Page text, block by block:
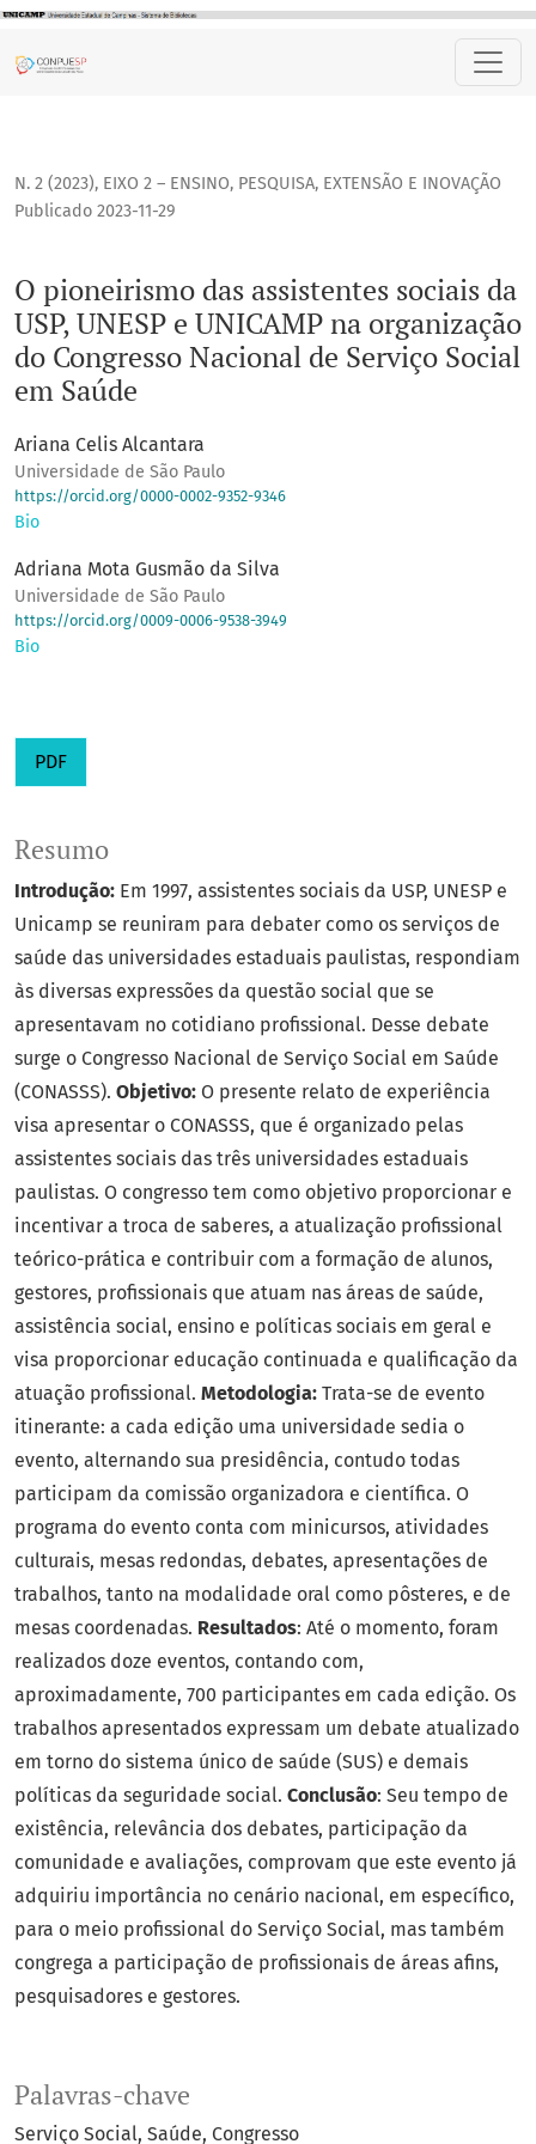
O pioneirismo das assistentes sociais da USP, UNESP e
N. 2 (2023), EIXO 2 – ENSINO, PESQUISA, EXTENSÃO E INOVAÇÃO
O pioneirismo das assistentes sociais da
USP, UNESP e UNICAMP na organização
do Congresso Nacional de Serviço Social
em Saúde
Publicado 2023-11-29
Ariana Celis Alcantara
Universidade de São Paulo
https://orcid.org/0000-0002-9352-9346
Bio
Adriana Mota Gusmão da Silva
Universidade de São Paulo
https://orcid.org/0009-0006-9538-3949
Bio
PDF
Palavras-chave
Serviço Social Saúde Congresso
Resumo
Introdução: Em 1997, assistentes sociais da USP, UNESP e
Unicamp se reuniram para debater como os serviços de
saúde das universidades estaduais paulistas, respondiam
às diversas expressões da questão social que se
apresentavam no cotidiano profissional. Desse debate
surge o Congresso Nacional de Serviço Social em Saúde
(CONASSS). Objetivo: O presente relato de experiência
visa apresentar o CONASSS, que é organizado pelas
assistentes sociais das três universidades estaduais
paulistas. O congresso tem como objetivo proporcionar e
incentivar a troca de saberes, a atualização profissional
teórico-prática e contribuir com a formação de alunos,
gestores, profissionais que atuam nas áreas de saúde,
assistência social, ensino e políticas sociais em geral e
visa proporcionar educação continuada e qualificação da
atuação profissional. Metodologia: Trata-se de evento
itinerante: a cada edição uma universidade sedia o
evento, alternando sua presidência, contudo todas
participam da comissão organizadora e científica. O
programa do evento conta com minicursos, atividades
culturais, mesas redondas, debates, apresentações de
trabalhos, tanto na modalidade oral como pôsteres, e de
mesas coordenadas. Resultados: Até o momento, foram
realizados doze eventos, contando com,
aproximadamente, 700 participantes em cada edição. Os
trabalhos apresentados expressam um debate atualizado
em torno do sistema único de saúde (SUS) e demais
políticas da seguridade social. Conclusão: Seu tempo de
existência, relevância dos debates, participação da
comunidade e avaliações, comprovam que este evento já
adquiriu importância no cenário nacional, em específico,
para o meio profissional do Serviço Social, mas também
congrega a participação de profissionais de áreas afins,
pesquisadores e gestores.